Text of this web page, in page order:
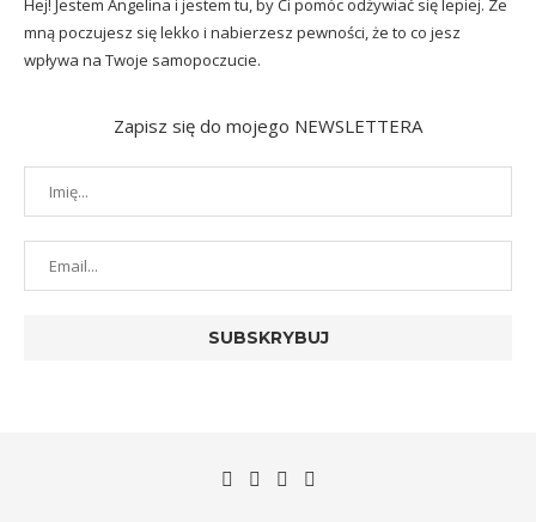
Hej! Jestem Angelina i jestem tu, by Ci pomóc odżywiać się lepiej. Ze
mną poczujesz się lekko i nabierzesz pewności, że to co jesz
wpływa na Twoje samopoczucie.
Zapisz się do mojego NEWSLETTERA